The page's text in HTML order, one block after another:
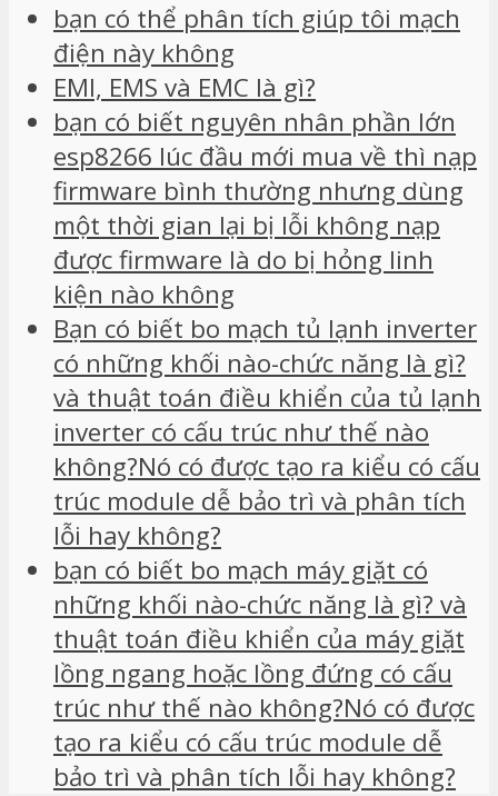
bạn có thể phân tích giúp tôi mạch
điện này không
EMI, EMS và EMC là gì?
bạn có biết nguyên nhân phần lớn
esp8266 lúc đầu mới mua về thì nạp
firmware bình thường nhưng dùng
một thời gian lại bị lỗi không nạp
được firmware là do bị hỏng linh
kiện nào không
Bạn có biết bo mạch tủ lạnh inverter
có những khối nào-chức năng là gì?
và thuật toán điều khiển của tủ lạnh
inverter có cấu trúc như thế nào
không?Nó có được tạo ra kiểu có cấu
trúc module dễ bảo trì và phân tích
lỗi hay không?
bạn có biết bo mạch máy giặt có
những khối nào-chức năng là gì? và
thuật toán điều khiển của máy giặt
lồng ngang hoặc lồng đứng có cấu
trúc như thế nào không?Nó có được
tạo ra kiểu có cấu trúc module dễ
bảo trì và phân tích lỗi hay không?